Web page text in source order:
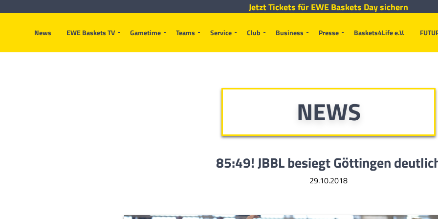
News EWE Baskets TV Gametime Teams Service Club Business Presse Baskets4Life e.V.
Jetzt Tickets für EWE Baskets Day sichern
NEWS
85:49! JBBL besiegt Göttingen
29.10.2018